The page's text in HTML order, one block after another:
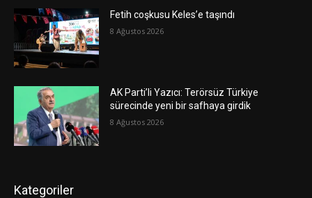
Fetih coşkusu Keles’e taşındı
8 Ağustos 2026
AK Parti’li Yazıcı: Terörsüz Türkiye
sürecinde yeni bir safhaya girdik
8 Ağustos 2026
Kategoriler